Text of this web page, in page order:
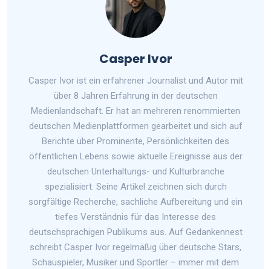
Casper Ivor
Casper Ivor ist ein erfahrener Journalist und Autor mit
über 8 Jahren Erfahrung in der deutschen
Medienlandschaft. Er hat an mehreren renommierten
deutschen Medienplattformen gearbeitet und sich auf
Berichte über Prominente, Persönlichkeiten des
öffentlichen Lebens sowie aktuelle Ereignisse aus der
deutschen Unterhaltungs- und Kulturbranche
spezialisiert. Seine Artikel zeichnen sich durch
sorgfältige Recherche, sachliche Aufbereitung und ein
tiefes Verständnis für das Interesse des
deutschsprachigen Publikums aus. Auf Gedankennest
schreibt Casper Ivor regelmäßig über deutsche Stars,
Schauspieler, Musiker und Sportler – immer mit dem